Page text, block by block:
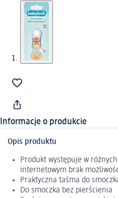
Informacje o produkcie
Opis produktu
Produkt występuje w
internetowym brak
Praktyczna taśma do
Do smoczka bez pierścienia